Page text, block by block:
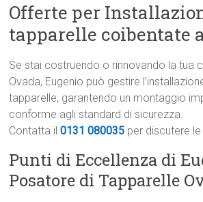
Offerte per
tapparelle coibentate
Se stai costruendo o rinnovando la tua
Ovada, Eugenio può gestire
tapparelle, garantendo un montaggio
conforme agli standard di sicurezza.
Contatta il0131 080035 per discutere
Punti di Eccellenza di
Posatore di Tapparelle